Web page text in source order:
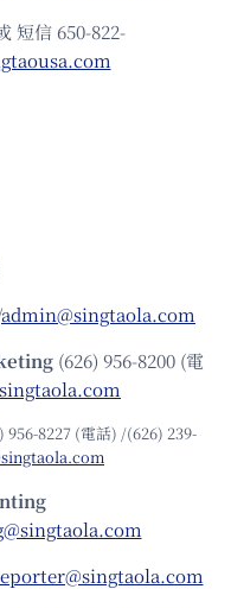
短信 650-822-
admin@singtaola.com
(626) 956-8200 (電
956-8227 (電話) /(626) 239-